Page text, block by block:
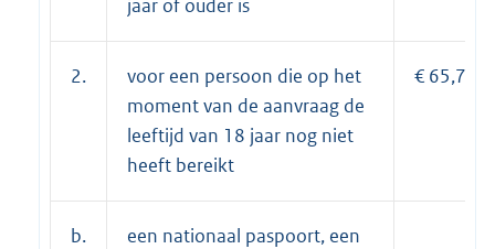
jaar of ouder is
2.
voor een persoon die op het
moment van de aanvraag de
leeftijd van 18 jaar nog niet
heeft bereikt
€ 65,70;
b.
een nationaal paspoort, een